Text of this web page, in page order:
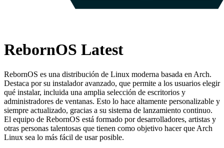
RebornOS Latest
RebornOS es una distribución de Linux moderna basada en Arch.
Destaca por su instalador avanzado, que permite a los usuarios elegir
qué instalar, incluida una amplia selección de escritorios y
administradores de ventanas. Esto lo hace altamente personalizable y
siempre actualizado, gracias a su sistema de lanzamiento continuo.
El equipo de RebornOS está formado por desarrolladores, artistas y
otras personas talentosas que tienen como objetivo hacer que Arch
Linux sea lo más fácil de usar posible.